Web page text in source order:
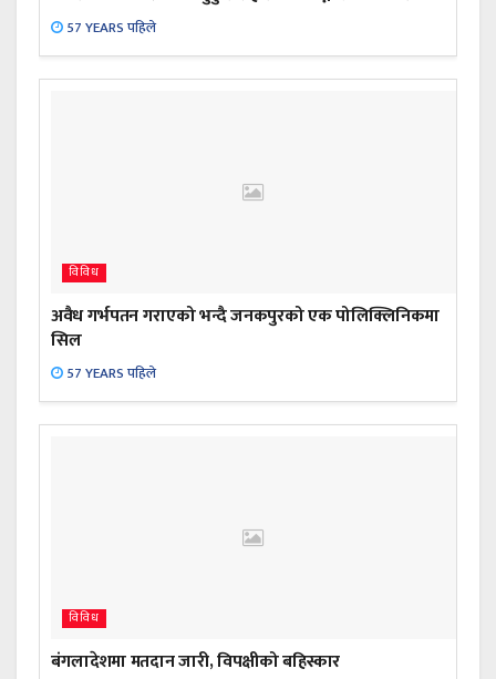
57 YEARS पहिले
विविध
अवैध गर्भपतन गराएको भन्दै जनकपुरको एक पोलिक्लिनिकमा
सिल
57 YEARS पहिले
विविध
बंगलादेशमा मतदान जारी, विपक्षीको बहिस्कार